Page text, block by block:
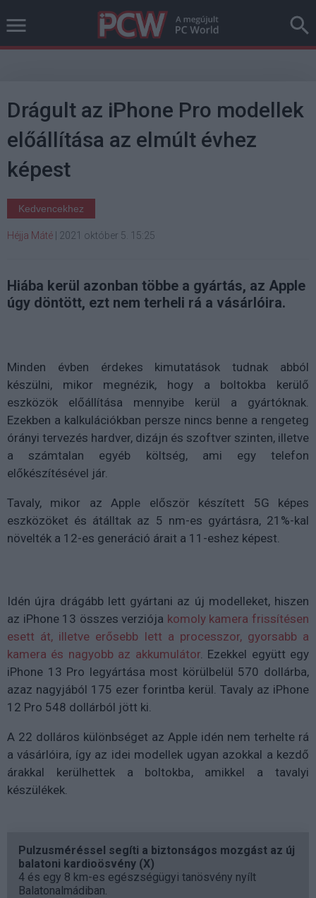
Drágult az iPhone Pro modellek
előállítása az elmúlt évhez
képest
Kedvencekhez
Héjja Máté 2021 október 5. 15:25
Hiába kerül azonban többe a gyártás, az Apple
úgy döntött, ezt nem terheli rá a vásárlóira.
Minden évben érdekes kimutatások tudnak abból
készülni, mikor megnézik, hogy a boltokba kerülő
eszközök előállítása mennyibe kerül a gyártóknak.
Ezekben a kalkulációkban persze nincs benne a rengeteg
órányi tervezés hardver, dizájn és szoftver szinten, illetve
a számtalan egyéb költség, ami egy telefon
előkészítésével jár.
Tavaly, mikor az Apple először készített 5G képes
eszközöket és átálltak az 5 nm-es gyártásra, 21%-kal
növelték a 12-es generáció árait a 11-eshez képest.
Idén újra drágább lett gyártani az új modelleket, hiszen
az iPhone 13 összes verziója komoly kamera frissítésen
esett át, illetve erősebb lett a processzor, gyorsabb a
kamera és nagyobb az akkumulátor. Ezekkel együtt egy
iPhone 13 Pro legyártása most körülbelül 570 dollárba,
azaz nagyjából 175 ezer forintba kerül. Tavaly az iPhone
12 Pro 548 dollárból jött ki.
A 22 dolláros különbséget az Apple idén nem terhelte rá
a vásárlóira, így az idei modellek ugyan azokkal a kezdő
árakkal kerülhettek a boltokba, amikkel a tavalyi
készülékek.
Pulzusméréssel segíti a biztonságos mozgást az új
balatoni kardioösvény (X)
4 és egy 8 km-es egészségügyi tanösvény nyílt
Balatonalmádiban.